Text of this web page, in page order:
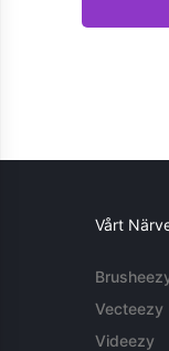
Vårt
Vecteezy
Videezy